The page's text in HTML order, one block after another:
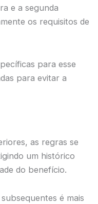
e a segunda
os requisitos de
para esse
para evitar a
as regras se
um histórico
do benefício.
é mais